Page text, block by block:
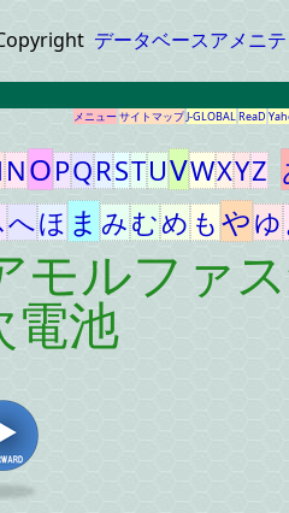
データベースアメニ
メニューサイトマップJ-GLOBALReaD
NOPQRSTUVWXYZ
へほ ま みむめ も やゆ
モルファ
電池